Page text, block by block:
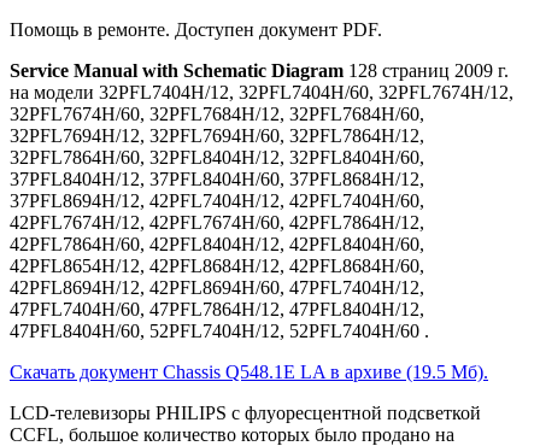
Помощь в ремонте. Доступен документ PDF.
Service Manual with Schematic Diagram 128 страниц 2009 г.
на модели 32PFL7404H/12, 32PFL7404H/60, 32PFL7674H/12,
32PFL7674H/60, 32PFL7684H/12, 32PFL7684H/60,
32PFL7694H/12, 32PFL7694H/60, 32PFL7864H/12,
32PFL7864H/60, 32PFL8404H/12, 32PFL8404H/60,
37PFL8404H/12, 37PFL8404H/60, 37PFL8684H/12,
37PFL8694H/12, 42PFL7404H/12, 42PFL7404H/60,
42PFL7674H/12, 42PFL7674H/60, 42PFL7864H/12,
42PFL7864H/60, 42PFL8404H/12, 42PFL8404H/60,
42PFL8654H/12, 42PFL8684H/12, 42PFL8684H/60,
42PFL8694H/12, 42PFL8694H/60, 47PFL7404H/12,
47PFL7404H/60, 47PFL7864H/12, 47PFL8404H/12,
47PFL8404H/60, 52PFL7404H/12, 52PFL7404H/60 .
Скачать документ Chassis Q548.1E LA в архиве (19.5 Мб).
LCD-телевизоры PHILIPS с флуоресцентной подсветкой
CCFL, большое количество которых было продано на